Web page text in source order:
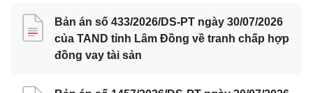
Bản án số 433/2026/DS-PT ngày 30/07/2026
của TAND tỉnh Lâm Đồng về tranh chấp hợp
đồng vay tài sản